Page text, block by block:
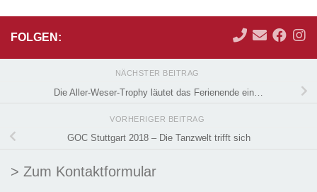
FOLGEN:
NÄCHSTER BEITRAG
Die Aller-Weser-Trophy läutet das Ferienende ein…
VORHERIGER BEITRAG
GOC Stuttgart 2018 – Die Tanzwelt trifft sich
> Zum Kontaktformular